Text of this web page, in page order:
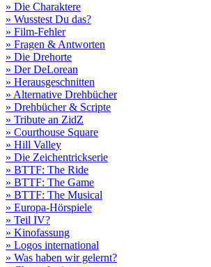
» Die Charaktere
» Wusstest Du das?
» Film-Fehler
» Fragen & Antworten
» Die Drehorte
» Der DeLorean
» Herausgeschnitten
» Alternative Drehbücher
» Drehbücher & Scripte
» Tribute an ZidZ
» Courthouse Square
» Hill Valley
» Die Zeichentrickserie
» BTTF: The Ride
» BTTF: The Game
» BTTF: The Musical
» Europa-Hörspiele
» Teil IV?
» Kinofassung
» Logos international
» Was haben wir gelernt?